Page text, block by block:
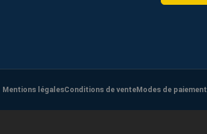
Mentions légalesConditions de venteModes de paiement